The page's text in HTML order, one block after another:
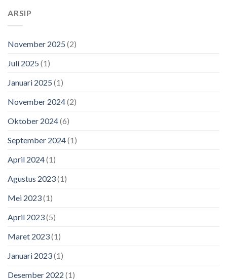
ARSIP
November 2025 (2)
Juli 2025 (1)
Januari 2025 (1)
November 2024(2)
Oktober 2024(6)
September 2024(1)
April 2024(1)
Agustus 2023(1)
Mei 2023(1)
April 2023(5)
Maret 2023(1)
Januari 2023(1)
Desember 2022 (1)